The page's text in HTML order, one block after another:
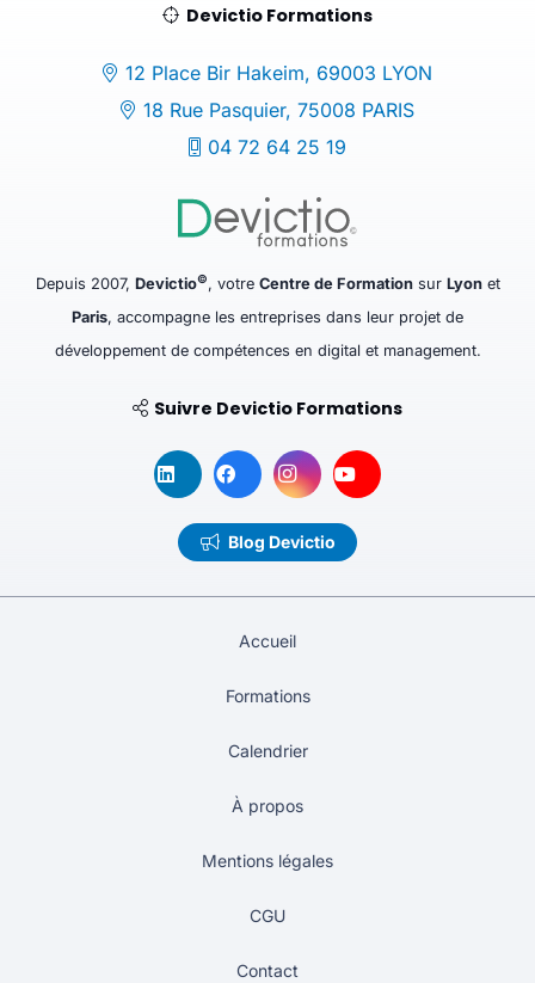
Devictio Formations
12 Place Bir Hakeim, 69003 LYON
18 Rue Pasquier, 75008 PARIS
04 72 64 25 19
Depuis 2007, Devictio©, votre Centre de Formationsur Lyonet
Paris, accompagne les entreprises dans leur projet de
développement de compétences en digital et management.
Suivre Devictio Formations
Blog Devictio
Accueil
Formations
Calendrier
À propos
Mentions légales
CGU
Contact